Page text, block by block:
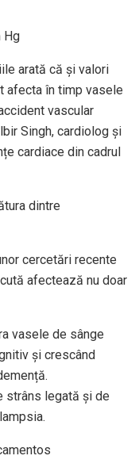
Hg
arată că și valori
afecta în timp vasele
vascular
Singh, cardiolog și
cardiace din cadrul
dintre
cercetări recente
afectează nu doar
vasele de sânge
și crescând
strâns legată și de